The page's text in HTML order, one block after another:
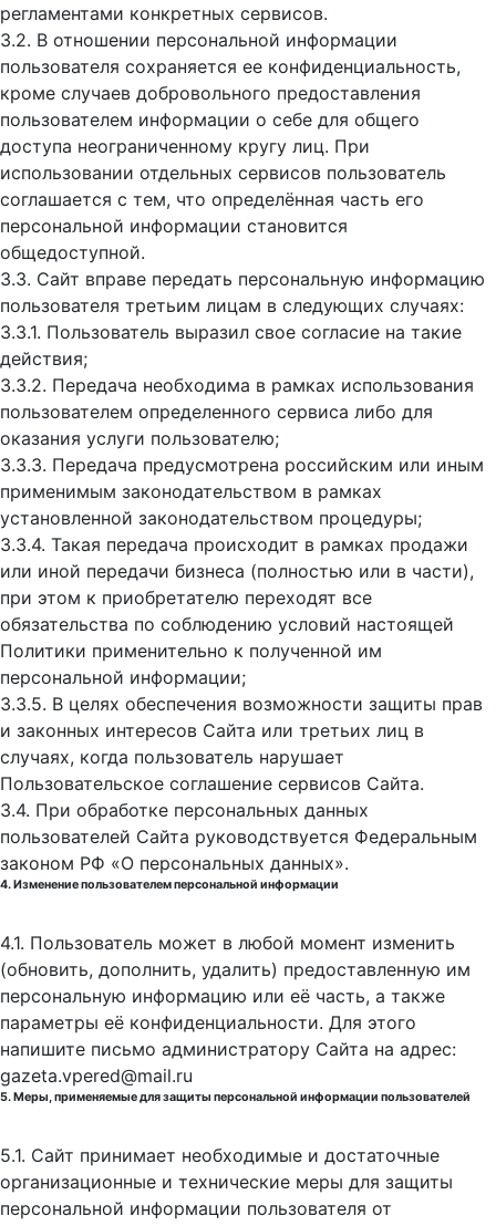
регламентами конкретных сервисов.
3.2. В отношении персональной информации
пользователя сохраняется ее конфиденциальность,
кроме случаев добровольного предоставления
пользователем информации о себе для общего
доступа неограниченному кругу лиц. При
использовании отдельных сервисов пользователь
соглашается с тем, что определённая часть его
персональной информации становится
общедоступной.
3.3. Сайт вправе передать персональную информацию
пользователя третьим лицам в следующих случаях:
3.3.1. Пользователь выразил свое согласие на такие
действия;
3.3.2. Передача необходима в рамках использования
пользователем определенного сервиса либо для
оказания услуги пользователю;
3.3.3. Передача предусмотрена российским или иным
применимым законодательством в рамках
установленной законодательством процедуры;
3.3.4. Такая передача происходит в рамках продажи
или иной передачи бизнеса (полностью или в части),
при этом к приобретателю переходят все
обязательства по соблюдению условий настоящей
Политики применительно к полученной им
персональной информации;
3.3.5. В целях обеспечения возможности защиты прав
и законных интересов Сайта или третьих лиц в
случаях, когда пользователь нарушает
Пользовательское соглашение сервисов Сайта.
3.4. При обработке персональных данных
пользователей Сайта руководствуется Федеральным
законом РФ «О персональных данных».
4. Изменение пользователем персональной информации
4.1. Пользователь может в любой момент изменить
(обновить, дополнить, удалить) предоставленную им
персональную информацию или её часть, а также
параметры её конфиденциальности. Для этого
напишите письмо администратору Сайта на адрес:
gazeta.vpered@mail.ru
5. Меры, применяемые для защиты персональной информации пользователей
5.1. Сайт принимает необходимые и достаточные
организационные и технические меры для защиты
персональной информации пользователя от